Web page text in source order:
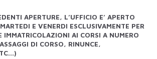
APERTURE, L’UFFICIO E’ APERTO
E VENERDI ESCLUSIVAMENTE PER
IMMATRICOLAZIONI AI CORSI A NUMERO
DI CORSO, RINUNCE,